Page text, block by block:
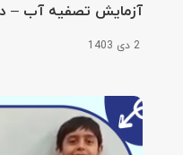
آزمایش تصفیه آب –
2 دی 1403